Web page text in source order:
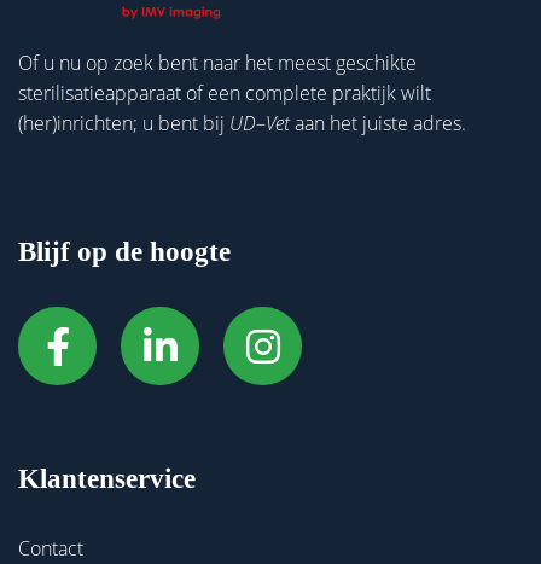
Of u nu op zoek bent naar het meest geschikte
sterilisatieapparaat of een complete praktijk wilt
(her)inrichten; u bent bij UD–Vetaan het juiste adres.
Blijf op de hoogte
Klantenservice
Contact